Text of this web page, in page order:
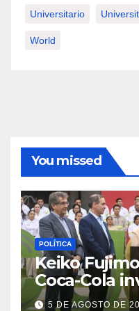
Universitario
World
You missed
POLÍTICA
Keiko
Coca-Cola
millones en
5 DE AGOSTO DE